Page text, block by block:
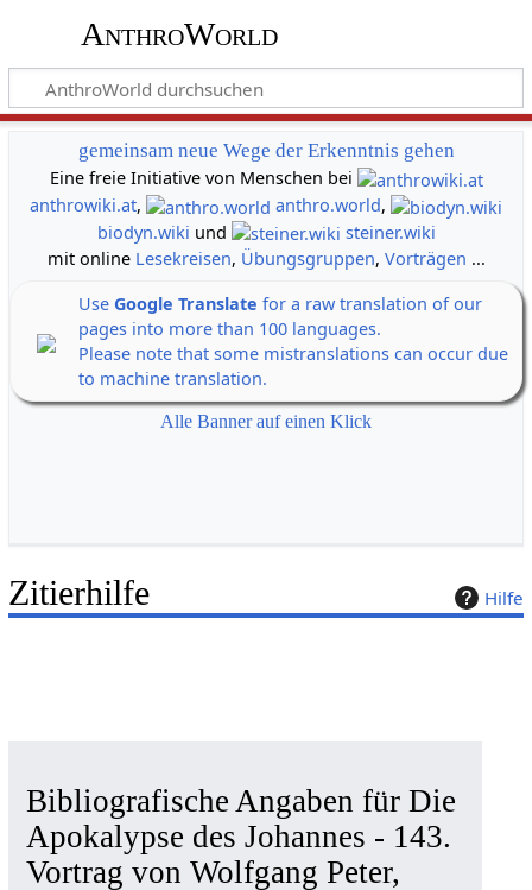
AnthroWorld
gemeinsam neue Wege der Erkenntnis gehen
Eine freie Initiative von Menschen bei
anthrowiki.at, anthro.world,
biodyn.wiki und
steiner.wiki
mit online Lesekreisen, Übungsgruppen, Vorträgen ...
Use Google Translate for a raw translation of our
pages into more than 100 languages.
Please note that some mistranslations can occur due
to machine translation.
Alle Banner auf einen Klick
Hilfe
Zitierhilfe
Bibliografische Angaben für Die
Apokalypse des Johannes - 143.
Vortrag von Wolfgang Peter,